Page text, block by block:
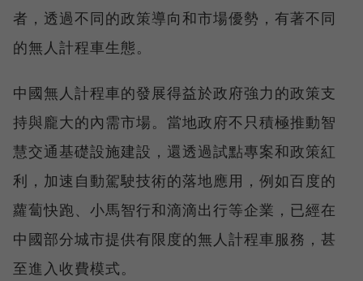
者，透過不同的政策導向和市場優勢，有著不同
的無人計程車生態。
中國無人計程車的發展得益於政府強力的政策支
持與龐大的內需市場。當地政府不只積極推動智
慧交通基礎設施建設，還透過試點專案和政策紅
利，加速自動駕駛技術的落地應用，例如百度的
蘿蔔快跑、小馬智行和滴滴出行等企業，已經在
中國部分城市提供有限度的無人計程車服務，甚
至進入收費模式。